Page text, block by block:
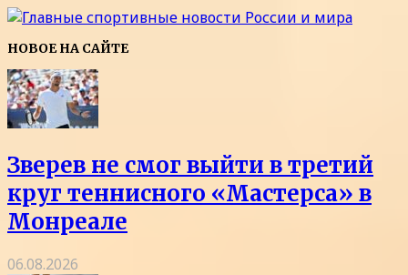
НОВОЕ НА САЙТЕ
Зверев не смог выйти в третий
круг теннисного «Мастерса» в
Монреале
06.08.2026